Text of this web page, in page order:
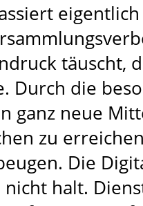
täuscht,
Durch die
ganz neue
zu
Die
nicht halt.